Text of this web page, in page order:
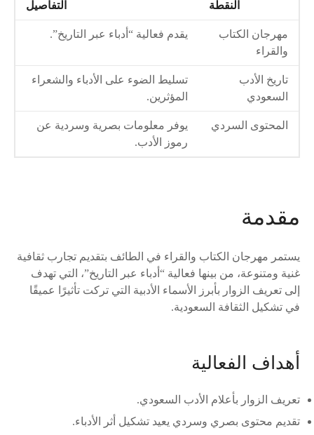
النقطة التفاصيل
مهرجان الكتاب
والقراء
يقدم فعالية “أدباء عبر التاريخ”.
تاريخ الأدب
السعودي
تسليط الضوء على الأدباء والشعراء
المؤثرين.
المحتوى السردي
يوفر معلومات بصرية وسردية عن
رموز الأدب.
مقدمة
يستمر مهرجان الكتاب والقراء في الطائف بتقديم تجارب ثقافية
غنية ومتنوعة، من بينها فعالية “أدباء عبر التاريخ”، التي تهدف
إلى تعريف الزوار بأبرز الأسماء الأدبية التي تركت تأثيرًا عميقًا
في تشكيل الثقافة السعودية.
أهداف الفعالية
تعريف الزوار بأعلام الأدب السعودي.
تقديم محتوى بصري وسردي يعيد تشكيل أثر الأدباء.